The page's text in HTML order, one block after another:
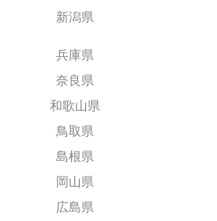
新潟県
兵庫県
奈良県
和歌山県
鳥取県
島根県
岡山県
広島県